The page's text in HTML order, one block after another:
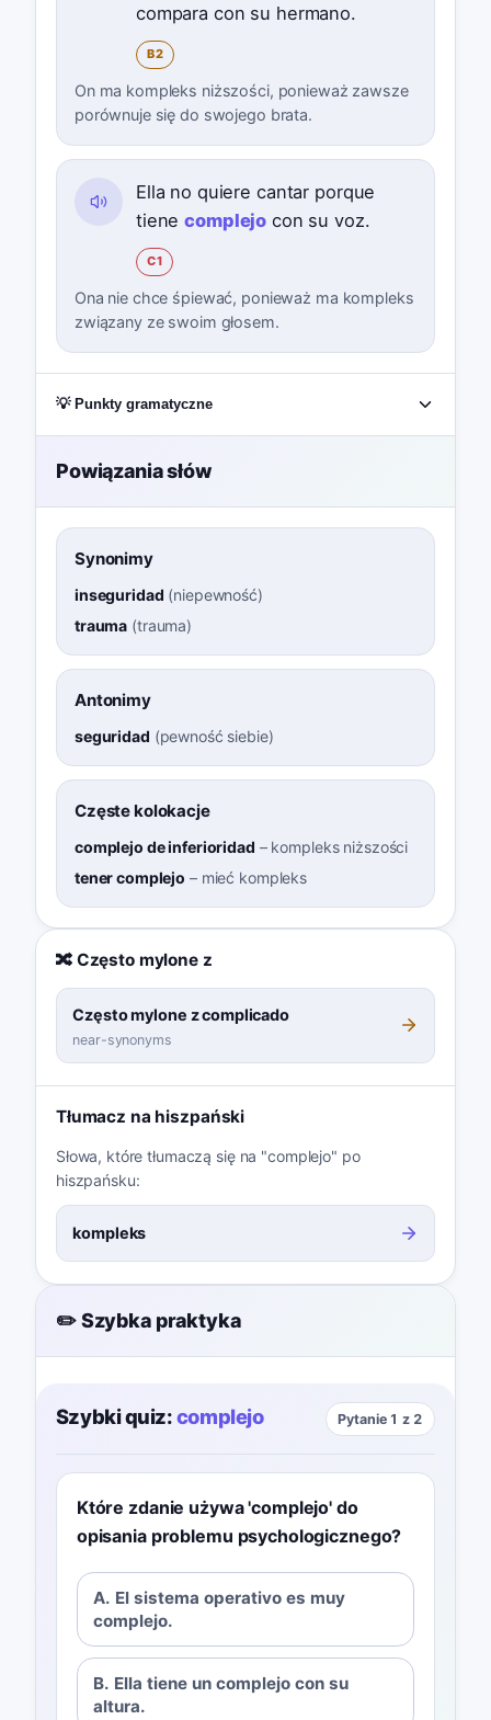
compara con su hermano.
B2
On ma kompleks niższości, ponieważ zawsze
porównuje się do swojego brata.
Ella no quiere cantar porque
tienecomplejo con su voz.
C1
Ona nie chce śpiewać, ponieważ ma kompleks
związany ze swoim głosem.
💡 Punkty gramatyczne
Powiązania słów
Synonimy
inseguridad (niepewność)
trauma (trauma)
Antonimy
seguridad (pewność siebie)
Częste kolokacje
complejo de inferioridad – kompleks niższości
tener complejo – mieć kompleks
🔀 Często mylone z
Często mylone z complicado
near-synonyms
Tłumacz na hiszpański
Słowa, które tłumaczą się na "complejo" po
hiszpańsku:
kompleks
✏️ Szybka praktyka
Szybki quiz:complejo Pytanie 1 z 2
Które zdanie używa 'complejo' do
opisania problemu psychologicznego?
A. El sistema operativo es muy
complejo.
B. Ella tiene un complejo con su
altura.